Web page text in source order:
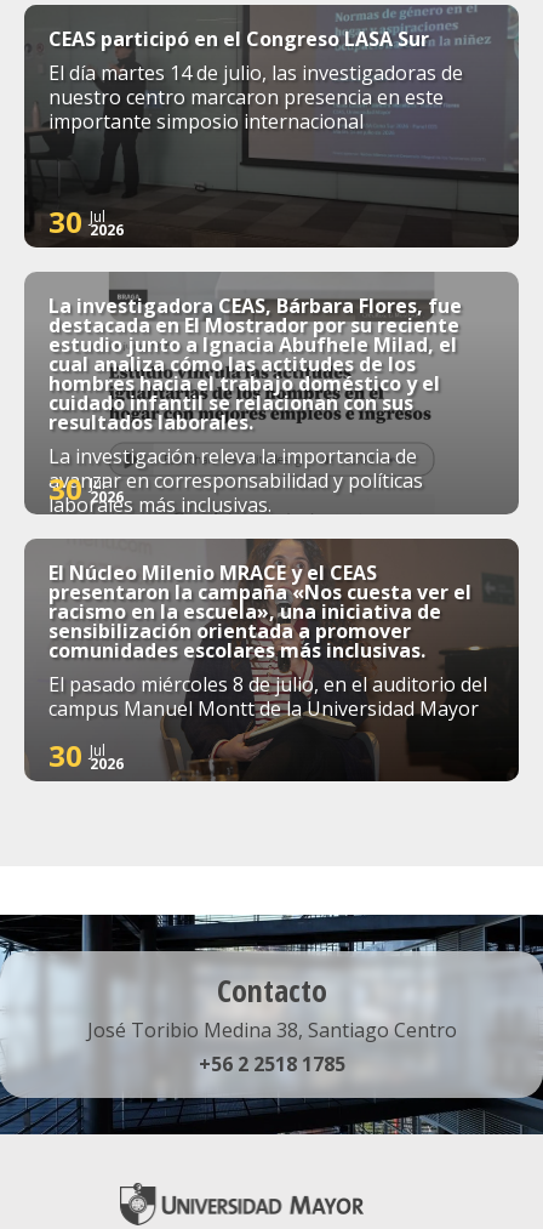
CEAS participó en el Congreso LASA Sur
El día martes 14 de julio, las investigadoras de
nuestro centro marcaron presencia en este
importante simposio internacional
30 Jul
2026
La investigadora CEAS, Bárbara Flores, fue
destacada en El Mostrador por su reciente
estudio junto a Ignacia Abufhele Milad, el
cual analiza cómo las actitudes de los
hombres hacia el trabajo doméstico y el
cuidado infantil se relacionan con sus
resultados laborales.
La investigación releva la importancia de
avanzar en corresponsabilidad y políticas
laborales más inclusivas.
30 Jul
2026
El Núcleo Milenio MRACE y el CEAS
presentaron la campaña «Nos cuesta ver el
racismo en la escuela», una iniciativa de
sensibilización orientada a promover
comunidades escolares más inclusivas.
El pasado miércoles 8 de julio, en el auditorio del
campus Manuel Montt de la Universidad Mayor
30 Jul
2026
Contacto
José Toribio Medina 38, Santiago Centro
+56 2 2518 1785